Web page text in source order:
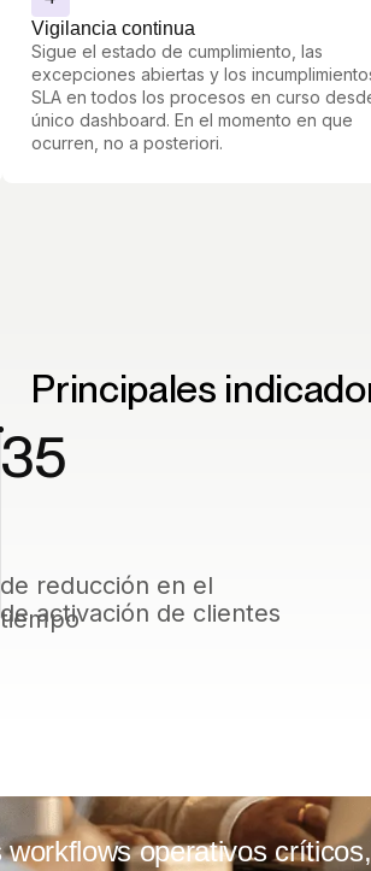
Vigilancia continua
Sigue el estado de cumplimiento, las
excepciones abiertas y los
SLA en todos los procesos en curso
único dashboard. En el momento en que
ocurren, no a posteriori.
Principales
35
de reducción en el
tiempo
de activación de clientes
operativos críticos,